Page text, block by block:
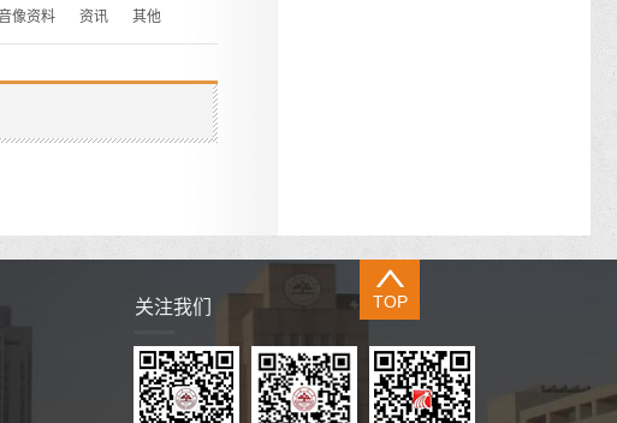
像资料 资讯 其他
TOP
关注我们